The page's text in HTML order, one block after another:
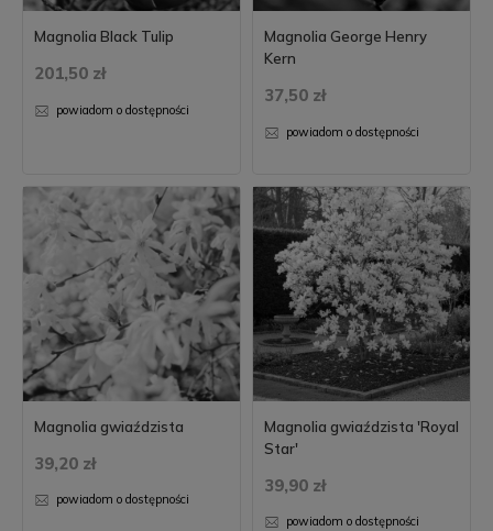
Magnolia Black Tulip
201,50 zł
powiadom o dostępności
Magnolia George Henry
Kern
37,50 zł
powiadom o dostępności
Magnolia gwiaździsta
39,20 zł
powiadom o dostępności
Magnolia gwiaździsta 'Royal
Star'
39,90 zł
powiadom o dostępności